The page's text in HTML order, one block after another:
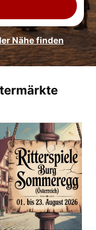
Nähe finden